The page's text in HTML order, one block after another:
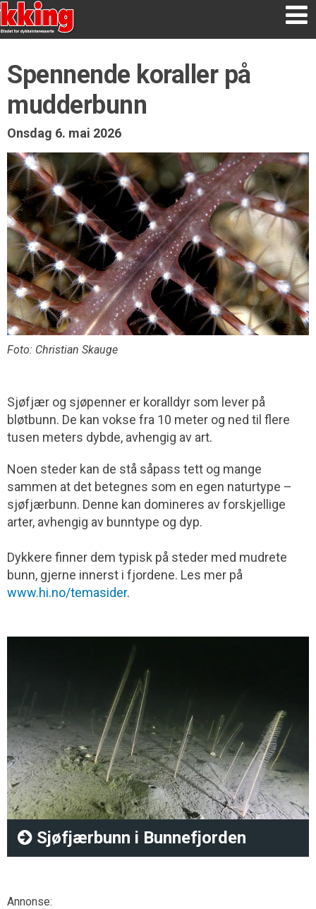
Spennende koraller på
mudderbunn
Onsdag 6. mai 2026
Foto: Christian Skauge
Sjøfjær og sjøpenner er koralldyr som lever på
bløtbunn. De kan vokse fra 10 meter og ned til flere
tusen meters dybde, avhengig av art.
Noen steder kan de stå såpass tett og mange
sammen at det betegnes som en egen naturtype –
sjøfjærbunn. Denne kan domineres av forskjellige
arter, avhengig av bunntype og dyp.
Dykkere finner dem typisk på steder med mudrete
bunn, gjerne innerst i fjordene. Les mer på
www.hi.no/temasider.
Sjøfjærbunn i Bunnefjorden
Annonse: